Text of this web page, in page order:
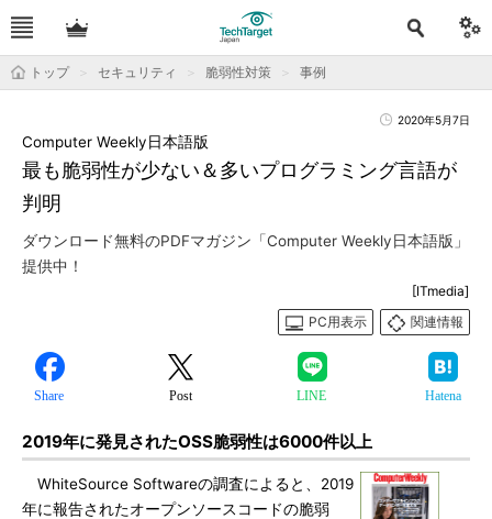
トップ セキュリティ 脆弱性対策 事例
2020年5月7日
最も脆弱性が少ない＆多いプログラミング言語が
判明
Computer Weekly日本語版
ダウンロード無料のPDFマガジン「Computer Weekly日本語版」
提供中！
[ITmedia]
PC用表示
関連情報
Share Post LINE Hatena
2019年に発見されたOSS脆弱性は6000件以上
WhiteSource Softwareの調査によると、2019
年に報告されたオープンソースコードの脆弱